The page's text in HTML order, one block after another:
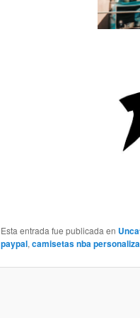
Esta entrada fue publicada en
paypal, camisetas nba